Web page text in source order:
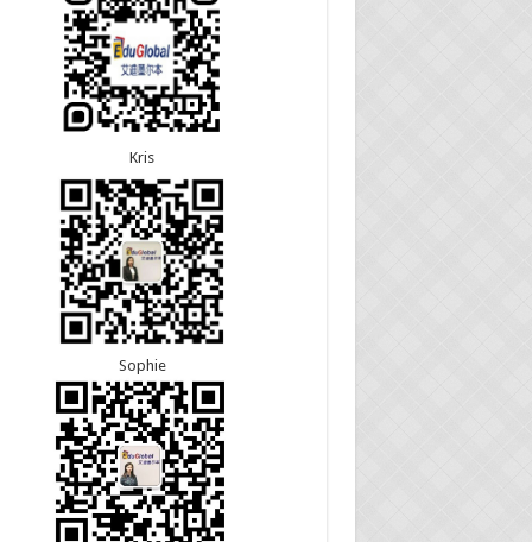
喜江苏的杨女士190技术移民签证顺利下签！
喜黑龙江的刘女士864父母签证顺利下签！
喜天津的陈同学和妈妈590+500学生签证顺利
喜黑龙江的刘女士600旅游签证顺利下签，三年
喜北京的王先生和孩子600旅游签证顺利下签，
次往返！
Kris
Sophie